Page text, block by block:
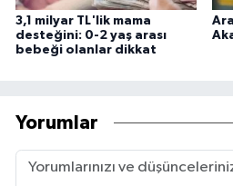
3,1 milyar TL'lik mama
desteğini: 0-2 yaş arası
bebeği olanlar dikkat
Yorumlar